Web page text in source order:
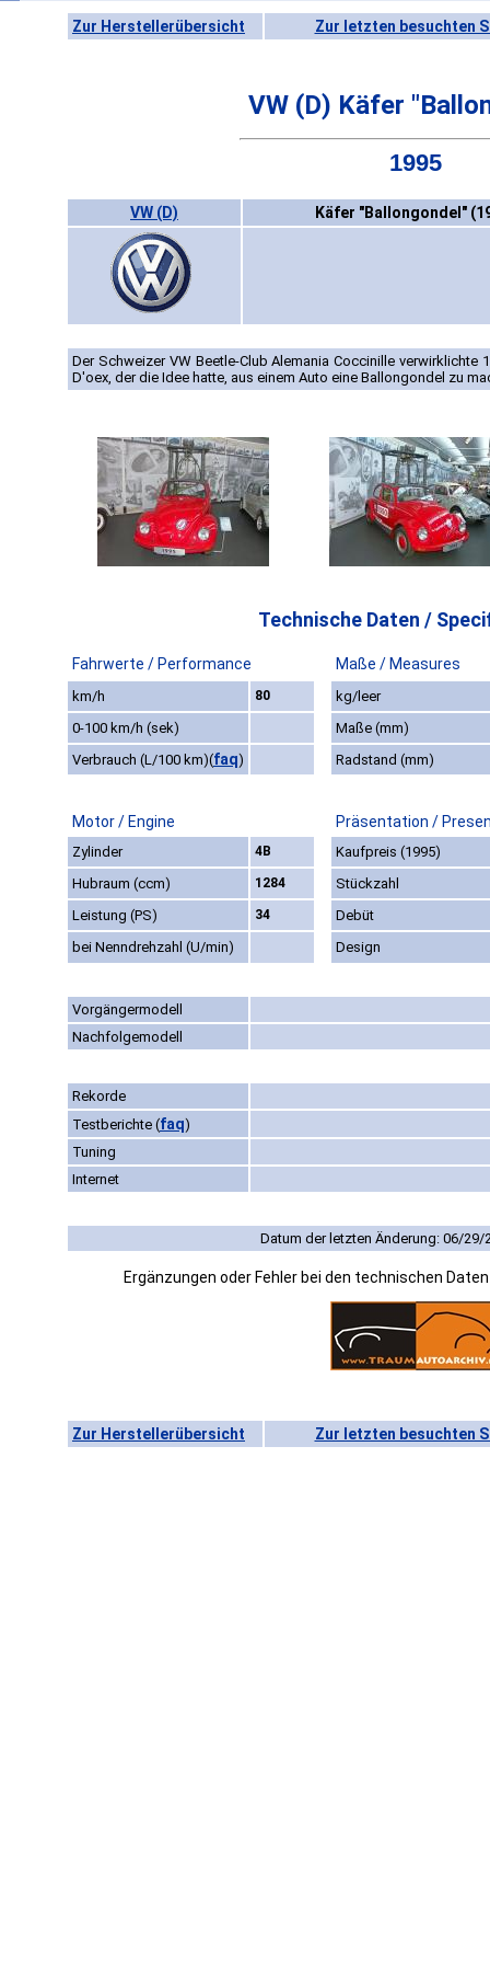
Zur Herstellerübersicht Zur letzten besuchten
VW (D) Käfer
1995
VW (D) Käfer "Ballongondel"
Der Schweizer VW Beetle-Club Alemania Coccinille verwirklichte
D'oex, der die Idee hatte, aus einem Auto eine Ballongondel zu
Technische Daten /
Fahrwerte / Performance Maße / Measures
km/h 80
kg/leer
0-100 km/h (sek)
Maße (mm)
Verbrauch (L/100 km)(faq) Radstand (mm)
Motor / Engine Präsentation /
Zylinder 4B
Kaufpreis (1995)
Hubraum (ccm)
1284
Stückzahl
Leistung (PS)
34
Debüt
bei Nenndrehzahl (U/min)
Design
Vorgängermodell
Nachfolgemodell
Rekorde
Testberichte (faq)
Tuning
Internet
Datum der letzten Änderung: 06/29/
Ergänzungen oder Fehler bei den technischen
Zur Herstellerübersicht Zur letzten besuchten